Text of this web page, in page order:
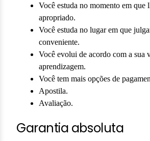
Você estuda no momento em que
apropriado.
Você estuda no lugar em que
conveniente.
Você evolui de acordo com a sua
aprendizagem.
Você tem mais opções de
Apostila.
Avaliação.
Garantia absoluta